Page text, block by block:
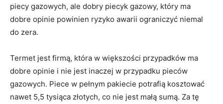
piecy gazowych, ale dobry piecyk gazowy, który ma
dobre opinie powinien ryzyko awarii ograniczyć niemal
do zera.
Termet jest firmą, która w większości przypadków ma
dobre opinie i nie jest inaczej w przypadku pieców
gazowych. Piece w pełnym pakiecie potrafią kosztować
nawet 5,5 tysiąca złotych, co nie jest małą sumą. Za tę